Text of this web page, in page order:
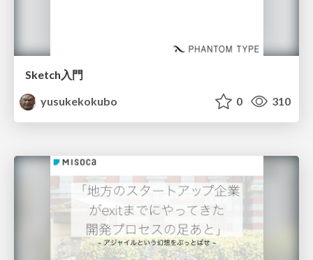
Sketch入門
yusukekokubo
0 310